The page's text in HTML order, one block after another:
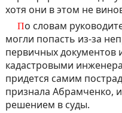
хотя они в этом не
По словам руководителя Росреестра, ошибки
могли попасть из-за
первичных
кадастровыми
придется самим
признала Абрамченко,
решением в суды.